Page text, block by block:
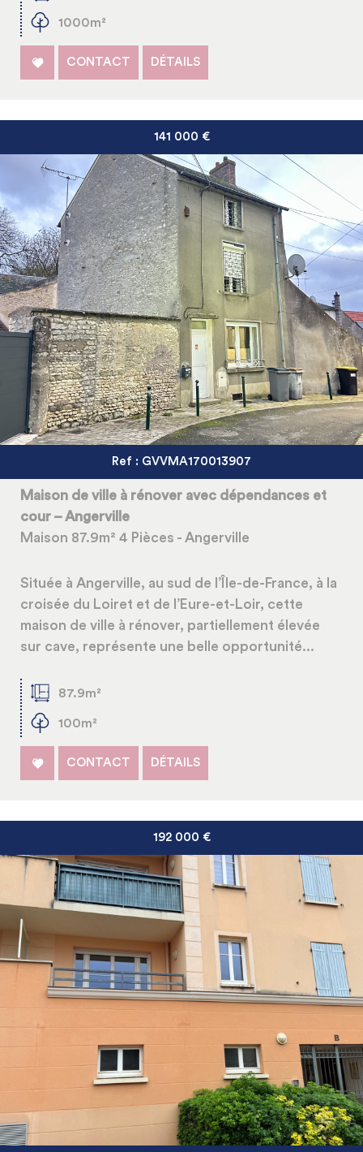
1000m²
CONTACT DÉTAILS
141 000 €
Ref : GVVMA170013907
Maison de ville à rénover avec dépendances et
cour – Angerville
Maison 87.9m² 4 Pièces - Angerville
Située à Angerville, au sud de l’Île-de-France, à la
croisée du Loiret et de l’Eure-et-Loir, cette
maison de ville à rénover, partiellement élevée
sur cave, représente une belle opportunité...
87.9m²
100m²
CONTACT DÉTAILS
192 000 €